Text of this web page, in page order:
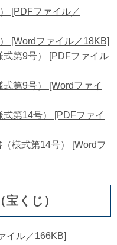
[PDFファイル／
[Wordファイル／18KB]
第9号） [PDFファイル
第9号） [Wordファイ
第14号） [PDFファイ
様式第14号） [Wordフ
くじ）
イル／166KB]